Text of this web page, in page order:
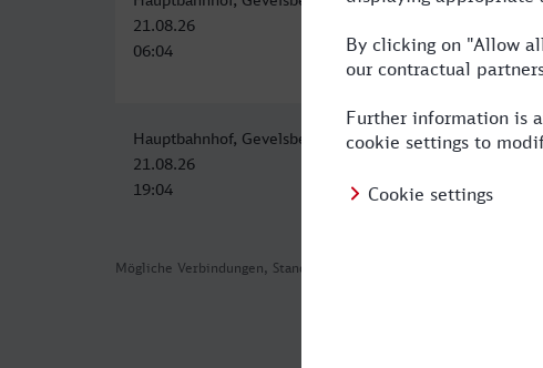
Mögliche Verbindungen, Stand: 2026-08-07 01:42
21.08.26
06:04
11:48
Hauptbahnhof, Gevelsberg
21.08.26
19:04
Basel SBB
01:21